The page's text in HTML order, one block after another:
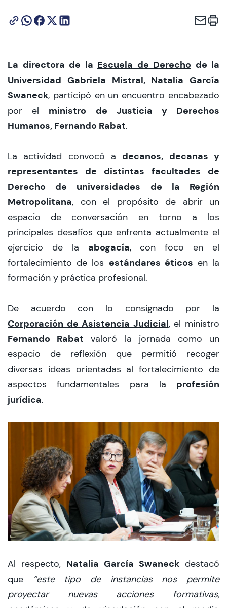
La directora de la Escuela de Derecho de la
Universidad Gabriela Mistral, Natalia García
Swaneck, participó en un encuentro encabezado
por el ministro de Justicia y Derechos
Humanos, Fernando Rabat.
La actividad convocó a decanos, decanas y
representantes de distintas facultades de
Derecho de universidades de la Región
Metropolitana, con el propósito de abrir un
espacio de conversación en torno a los
principales desafíos que enfrenta actualmente el
ejercicio de la abogacía, con foco en el
fortalecimiento de los estándares éticos en la
formación y práctica profesional.
De acuerdo con lo consignado por la
Corporación de Asistencia Judicial, el ministro
Fernando Rabat valoró la jornada como un
espacio de reflexión que permitió recoger
diversas ideas orientadas al fortalecimiento de
aspectos fundamentales para la profesión
jurídica.
Al respecto, Natalia García Swaneck destacó
que
“este tipo de instancias nos permite
proyectar nuevas acciones formativas,